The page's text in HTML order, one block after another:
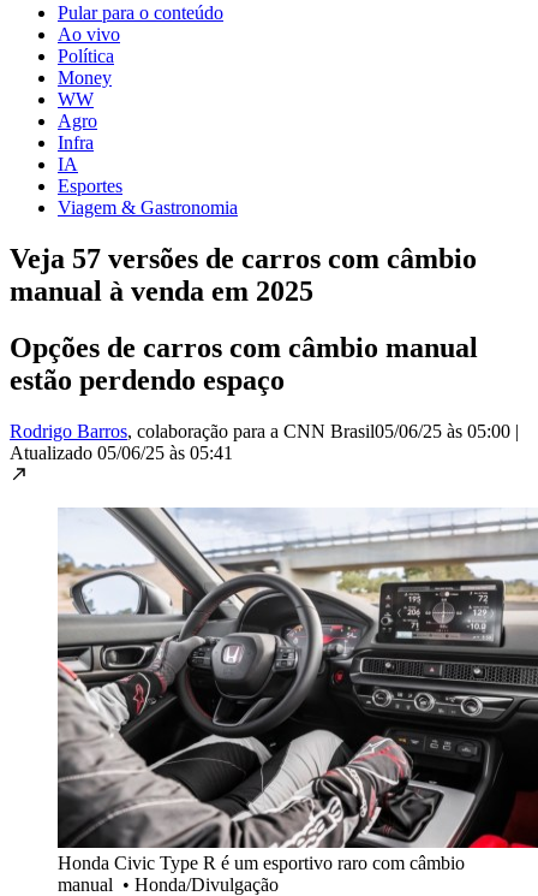
Pular para o conteúdo
Ao vivo
Política
Money
WW
Agro
Infra
IA
Esportes
Viagem & Gastronomia
Veja 57 versões de carros com câmbio
manual à venda em 2025
Opções de carros com câmbio manual
estão perdendo espaço
Rodrigo Barros, colaboração para a CNN Brasil05/06/25 às 05:00 |
Atualizado 05/06/25 às 05:41
Honda Civic Type R é um esportivo raro com câmbio
manual • Honda/Divulgação